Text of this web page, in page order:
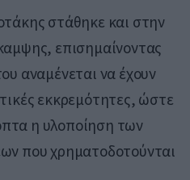
στάθηκε και στην
επισημαίνοντας
αναμένεται να έχουν
εκκρεμότητες, ώστε
η υλοποίηση των
που χρηματοδοτούνται